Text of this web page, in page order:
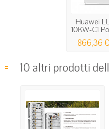
Huawei
10KW-C1
866,36 €
10 altri prodotti